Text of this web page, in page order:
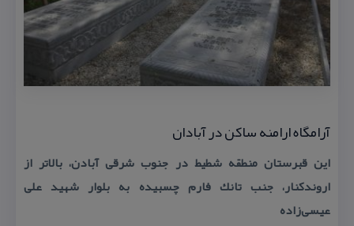
آرامگاه‌ ارامنه ساكن در آبادان
این قبرستان منطقه شطیط در جنوب شرقی آبادن، بالاتر از
اروندكنار، جنب تانك فارم چسبیده به بلوار شهید علی
عیسی‌زاده